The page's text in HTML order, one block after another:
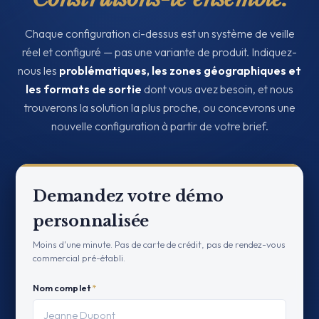
Chaque configuration ci-dessus est un système de veille
réel et configuré — pas une variante de produit. Indiquez-
nous les problématiques, les zones géographiques et
les formats de sortie dont vous avez besoin, et nous
trouverons la solution la plus proche, ou concevrons une
nouvelle configuration à partir de votre brief.
Demandez votre démo
personnalisée
Moins d'une minute. Pas de carte de crédit, pas de rendez-vous
commercial pré-établi.
Nom complet*